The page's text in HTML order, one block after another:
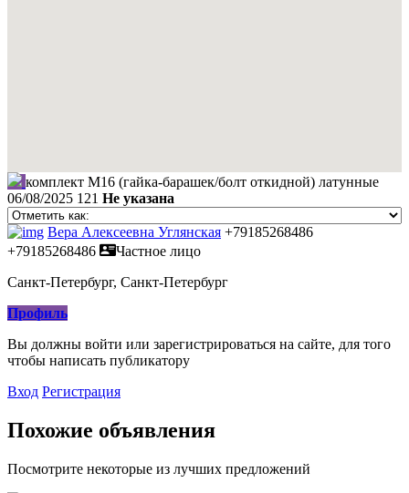
комплект М16 (гайка-барашек/болт откидной) латунные
06/08/2025 121 Не указана
Вера Алексеевна Углянская +79185268486
+79185268486
Частное лицо
Санкт-Петербург, Санкт-Петербург
Профиль
Вы должны войти или зарегистрироваться на сайте, для того
чтобы написать публикатору
Вход Регистрация
Похожие объявления
Посмотрите некоторые из лучших предложений